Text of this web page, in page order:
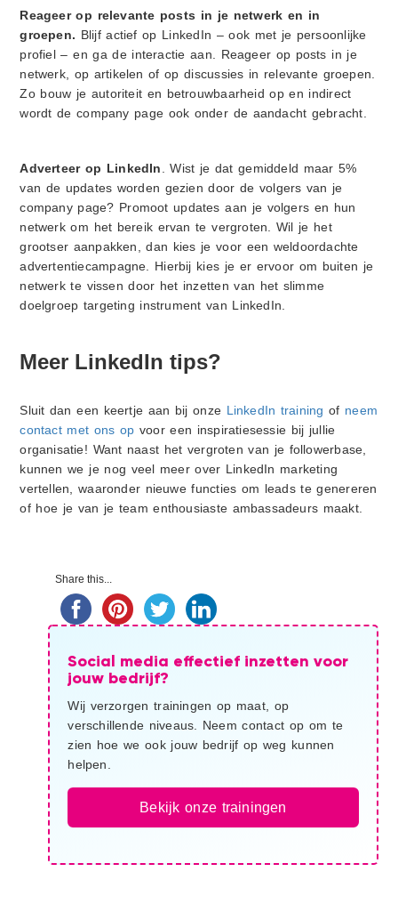
Reageer op relevante posts in je netwerk en in
groepen. Blijf actief op LinkedIn – ook met je persoonlijke
profiel – en ga de interactie aan. Reageer op posts in je
netwerk, op artikelen of op discussies in relevante groepen.
Zo bouw je autoriteit en betrouwbaarheid op en indirect
wordt de company page ook onder de aandacht gebracht.
Adverteer op LinkedIn
. Wist je dat gemiddeld maar 5%
van de updates worden gezien door de volgers van je
company page? Promoot updates aan je volgers en hun
netwerk om het bereik ervan te vergroten. Wil je het
grootser aanpakken, dan kies je voor een weldoordachte
advertentiecampagne. Hierbij kies je er ervoor om buiten je
netwerk te vissen door het inzetten van het slimme
doelgroep targeting instrument van LinkedIn.
Meer LinkedIn tips?
Sluit dan een keertje aan bij onze LinkedIn training of neem
contact met ons op voor een inspiratiesessie bij jullie
organisatie! Want naast het vergroten van je followerbase,
kunnen we je nog veel meer over LinkedIn marketing
vertellen, waaronder nieuwe functies om leads te genereren
of hoe je van je team enthousiaste ambassadeurs maakt.
Primaire
Sidebar
Share this...
Social media effectief inzetten voor
jouw bedrijf?
Wij verzorgen trainingen op maat, op
verschillende niveaus. Neem contact op om te
zien hoe we ook jouw bedrijf op weg kunnen
helpen.
Bekijk onze trainingen